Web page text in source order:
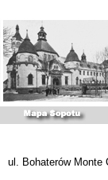
ul. Bohaterów Monte